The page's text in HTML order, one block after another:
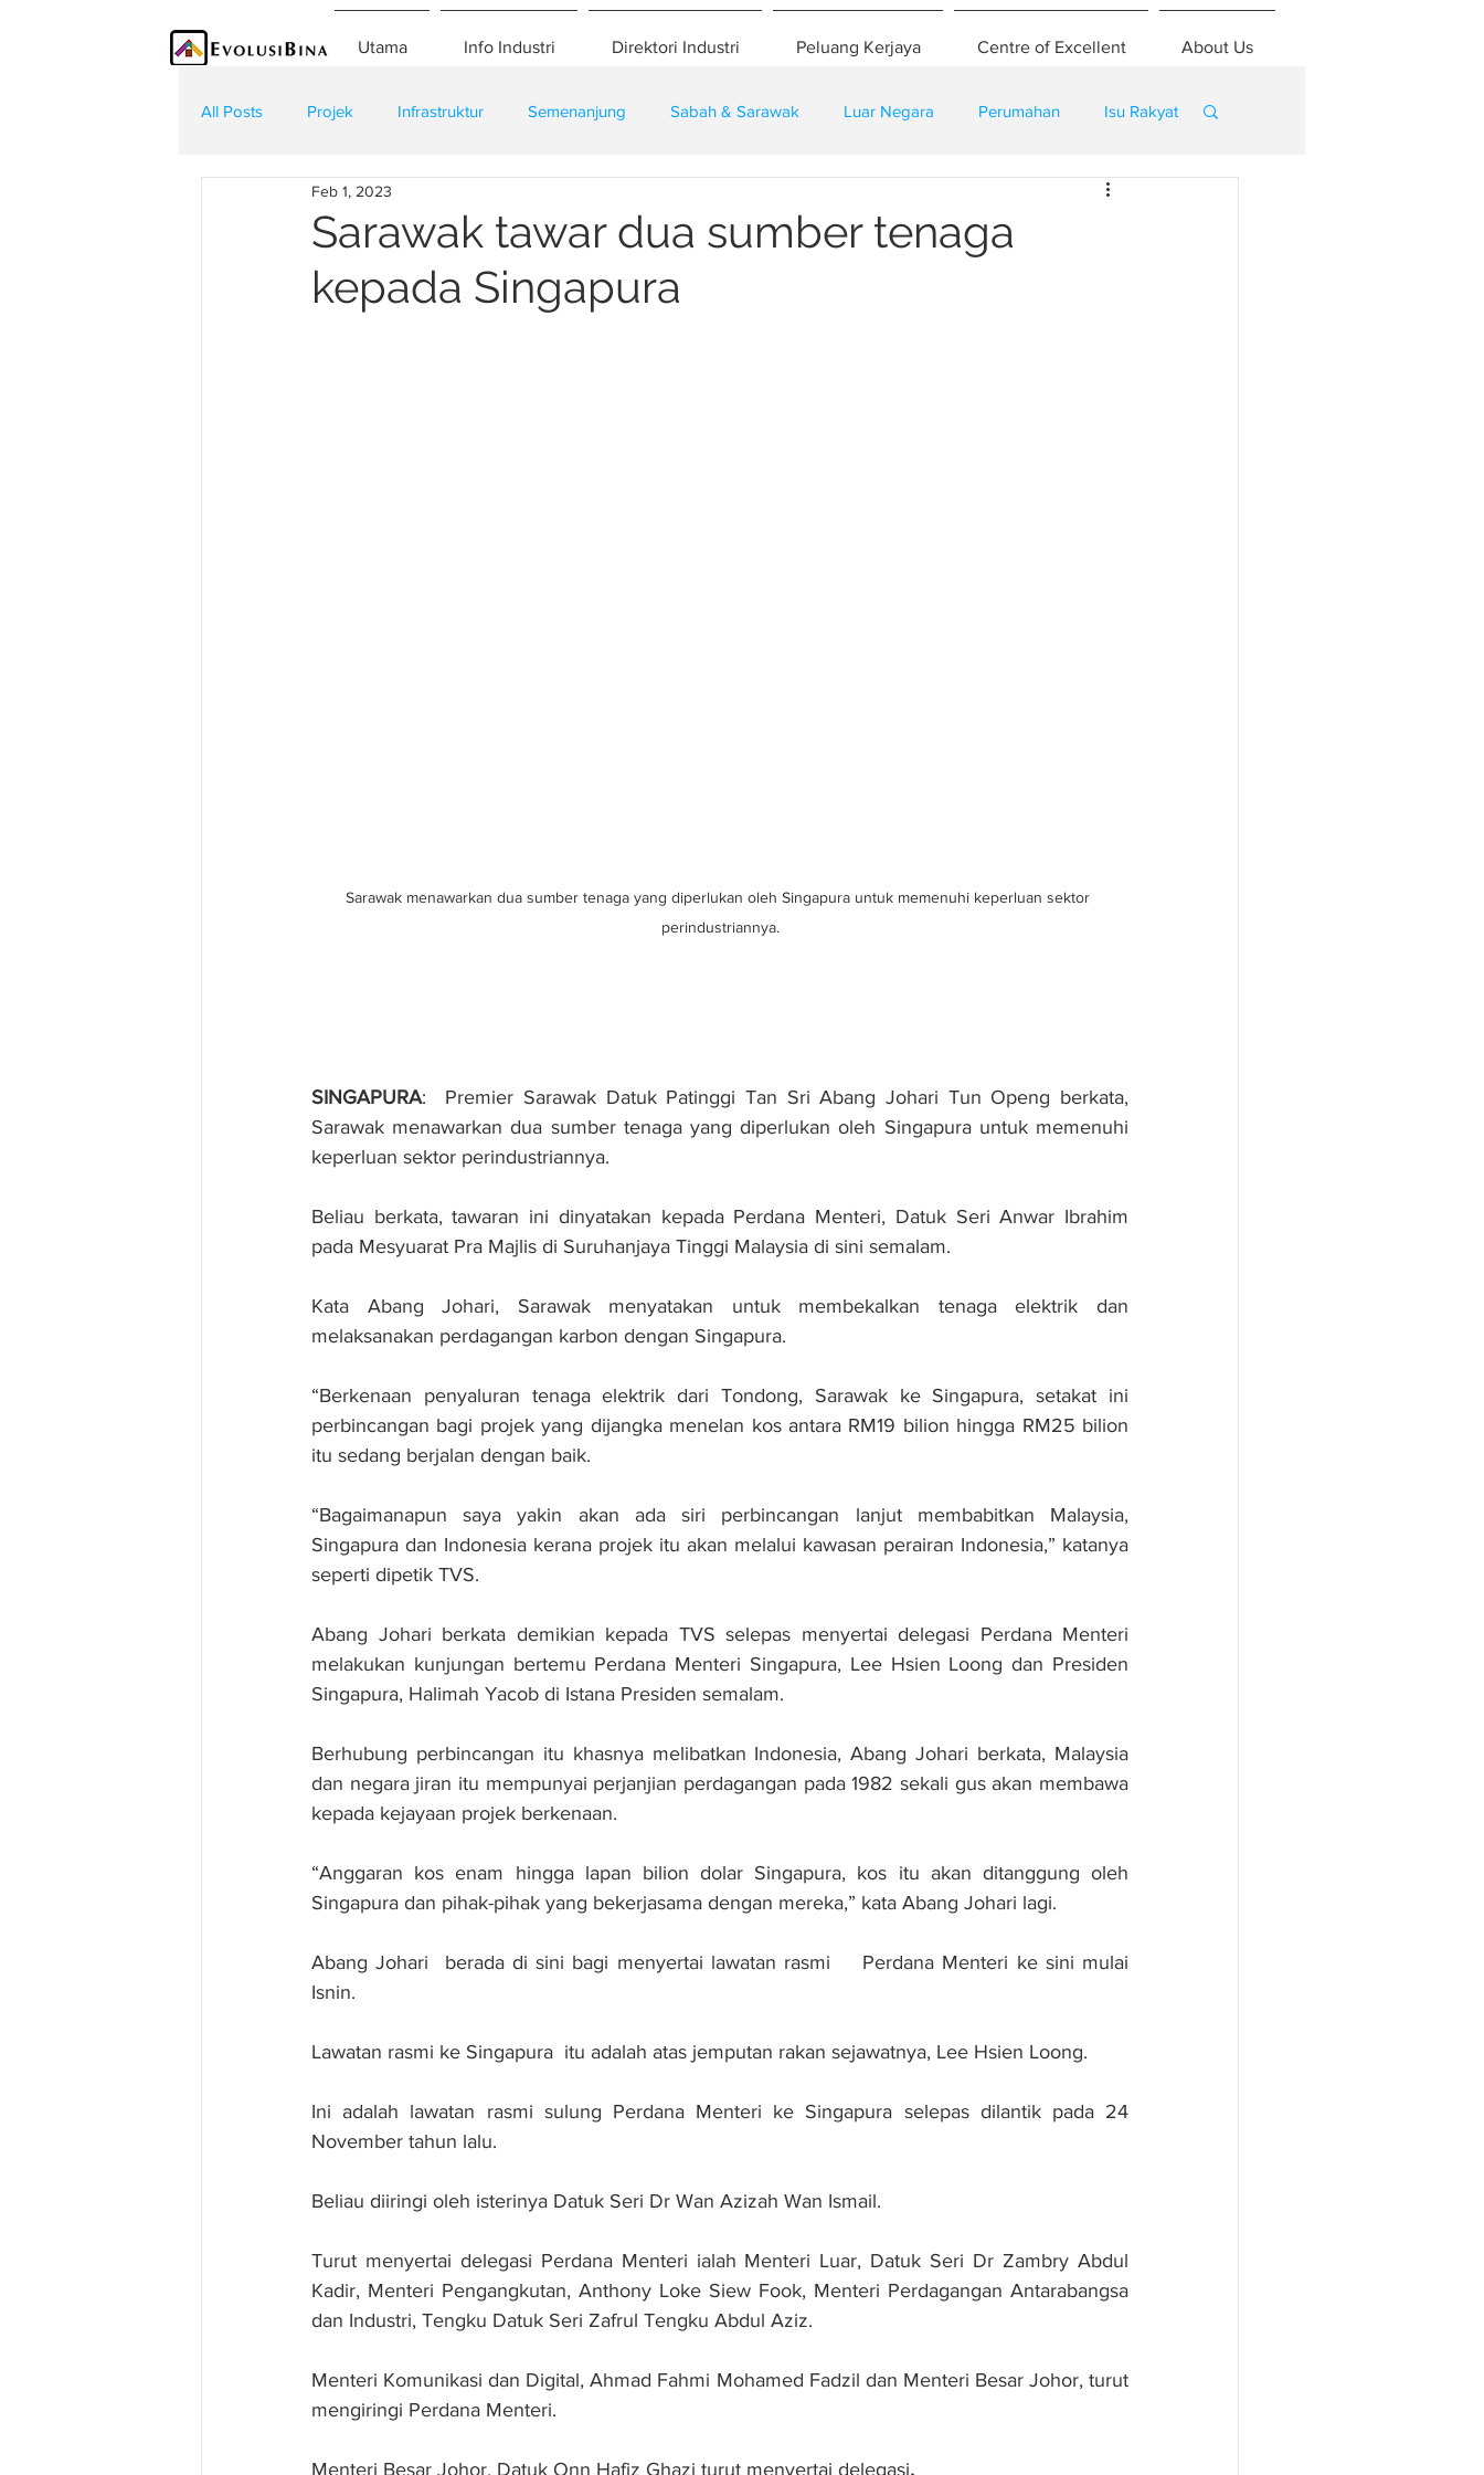
Utama Info Industri Direktori Industri Peluang Kerjaya Centre of Excellent About Us
All Posts Projek Infrastruktur Semenanjung Sabah & Sarawak Luar Negara Perumahan Isu Rakyat
Teknologi Kontraktor
Sarawak tawar dua sumber tenaga
kepada Singapura
Feb 1, 2023
Sarawak menawarkan dua sumber tenaga yang diperlukan oleh Singapura untuk memenuhi keperluan sektor
perindustriannya.
SINGAPURA:  Premier Sarawak Datuk Patinggi Tan Sri Abang Johari Tun Openg berkata,
Sarawak menawarkan dua sumber tenaga yang diperlukan oleh Singapura untuk memenuhi
keperluan sektor perindustriannya.
Beliau berkata, tawaran ini dinyatakan kepada Perdana Menteri, Datuk Seri Anwar Ibrahim
pada Mesyuarat Pra Majlis di Suruhanjaya Tinggi Malaysia di sini semalam.
Kata Abang Johari, Sarawak menyatakan untuk membekalkan tenaga elektrik dan
melaksanakan perdagangan karbon dengan Singapura.
“Berkenaan penyaluran tenaga elektrik dari Tondong, Sarawak ke Singapura, setakat ini
perbincangan bagi projek yang dijangka menelan kos antara RM19 bilion hingga RM25 bilion
itu sedang berjalan dengan baik.
“Bagaimanapun saya yakin akan ada siri perbincangan lanjut membabitkan Malaysia,
Singapura dan Indonesia kerana projek itu akan melalui kawasan perairan Indonesia,” katanya
seperti dipetik TVS.
Abang Johari berkata demikian kepada TVS selepas menyertai delegasi Perdana Menteri
melakukan kunjungan bertemu Perdana Menteri Singapura, Lee Hsien Loong dan Presiden
Singapura, Halimah Yacob di Istana Presiden semalam.
Berhubung perbincangan itu khasnya melibatkan Indonesia, Abang Johari berkata, Malaysia
dan negara jiran itu mempunyai perjanjian perdagangan pada 1982 sekali gus akan membawa
kepada kejayaan projek berkenaan.
“Anggaran kos enam hingga lapan bilion dolar Singapura, kos itu akan ditanggung oleh
Singapura dan pihak-pihak yang bekerjasama dengan mereka,” kata Abang Johari lagi.
Abang Johari  berada di sini bagi menyertai lawatan rasmi    Perdana Menteri ke sini mulai
Isnin.
Lawatan rasmi ke Singapura  itu adalah atas jemputan rakan sejawatnya, Lee Hsien Loong.
Ini adalah lawatan rasmi sulung Perdana Menteri ke Singapura selepas dilantik pada 24
November tahun lalu.
Beliau diiringi oleh isterinya Datuk Seri Dr Wan Azizah Wan Ismail.
Turut menyertai delegasi Perdana Menteri ialah Menteri Luar, Datuk Seri Dr Zambry Abdul
Kadir, Menteri Pengangkutan, Anthony Loke Siew Fook, Menteri Perdagangan Antarabangsa
dan Industri, Tengku Datuk Seri Zafrul Tengku Abdul Aziz.
Menteri Komunikasi dan Digital, Ahmad Fahmi Mohamed Fadzil dan Menteri Besar Johor, turut
mengiringi Perdana Menteri.
Menteri Besar Johor, Datuk Onn Hafiz Ghazi turut menyertai delegasi.